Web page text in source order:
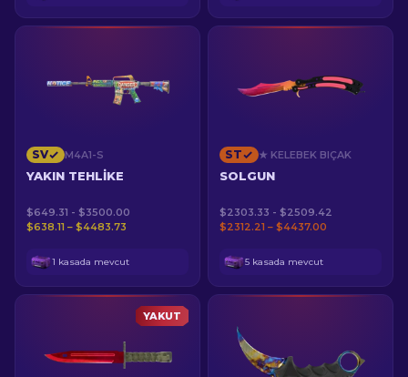
SV M4A1-S
YAKIN TEHLIKE
$649.31 - $3500.00
$638.11 – $4483.73
1 kasada mevcut
ST ★ KELEBEK BIÇAK
SOLGUN
$2303.33 - $2509.42
$2312.21 – $4437.00
5 kasada mevcut
YAKUT